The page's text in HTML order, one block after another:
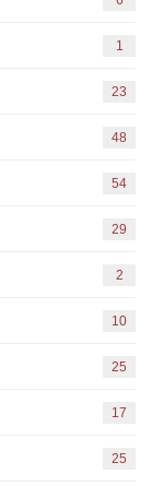
1
23
48
54
29
2
10
25
17
25